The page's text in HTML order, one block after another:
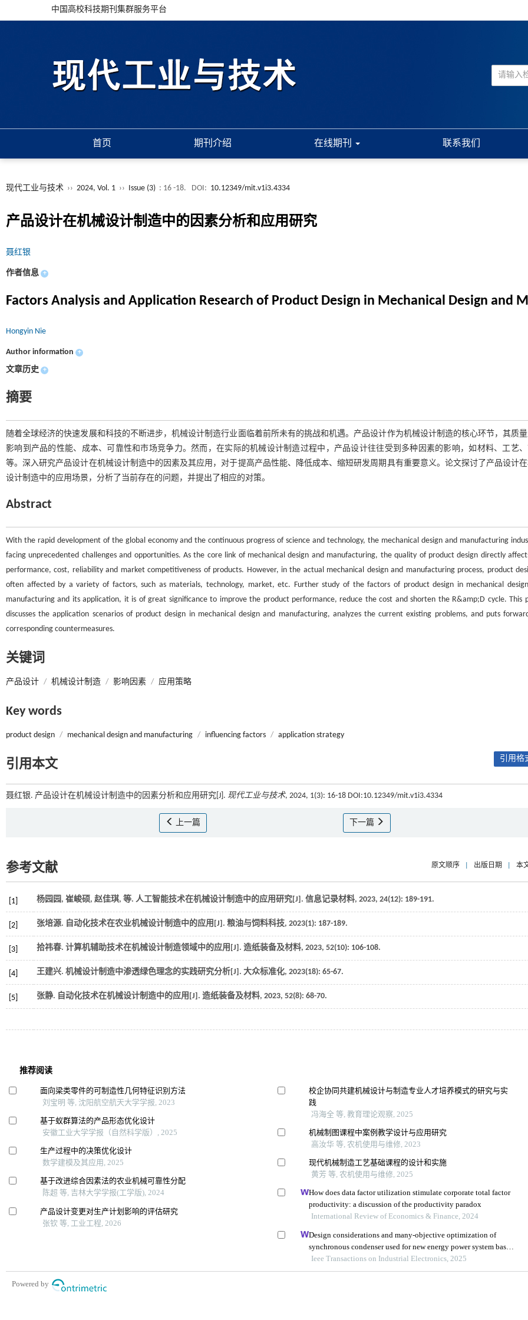
中国高校科技期刊集群服务平台
首页 期刊介绍 在线期刊 联系我们
现代工业与技术 ›› 2024, Vol. 1 ›› Issue (3) : 16 -18. DOI: 10.12349/mit.v1i3.4334
产品设计在机械设计制造中的因素分析和应用研究
聂红银
作者信息 +
Factors Analysis and Application Research of Product Design in Mechanical Design and
Hongyin Nie
Author information +
文章历史 +
摘要
随着全球经济的快速发展和科技的不断进步，机械设计制造行业面临着前所未有的挑战和机遇。产品设计作为机械设计制造的核心环节，其质
影响到产品的性能、成本、可靠性和市场竞争力。然而，在实际的机械设计制造过程中，产品设计往往受到多种因素的影响，如材料、工艺
等。深入研究产品设计在机械设计制造中的因素及其应用，对于提高产品性能、降低成本、缩短研发周期具有重要意义。论文探讨了产品设计
设计制造中的应用场景，分析了当前存在的问题，并提出了相应的对策。
Abstract
With the rapid development of the global economy and the continuous progress of science and technology, the mechanical design and manufacturing
facing unprecedented challenges and opportunities. As the core link of mechanical design and manufacturing, the quality of product design directly
performance, cost, reliability and market competitiveness of products. However, in the actual mechanical design and manufacturing process, product
often affected by a variety of factors, such as materials, technology, market, etc. Further study of the factors of product design in mechanical
manufacturing and its application, it is of great significance to improve the product performance, reduce the cost and shorten the R&amp;D cycle. This
discusses the application scenarios of product design in mechanical design and manufacturing, analyzes the current existing problems, and puts
corresponding countermeasures.
关键词
产品设计 / 机械设计制造 / 影响因素 / 应用策略
Key words
product design / mechanical design and manufacturing / influencing factors / application strategy
引用本文 引用格
聂红银. 产品设计在机械设计制造中的因素分析和应用研究[J]. 现代工业与技术, 2024, 1(3): 16-18 DOI:10.12349/mit.v1i3.4334
上一篇 下一篇
参考文献 原文顺序 出版日期 本
[1] 杨园园, 崔峻硕, 赵佳琪, 等. 人工智能技术在机械设计制造中的应用研究[J]. 信息记录材料, 2023, 24(12): 189-191.
[2] 张培源. 自动化技术在农业机械设计制造中的应用[J]. 粮油与饲料科技, 2023(1): 187-189.
[3] 拾祎春. 计算机辅助技术在机械设计制造领域中的应用[J]. 造纸装备及材料, 2023, 52(10): 106-108.
[4] 王建兴. 机械设计制造中渗透绿色理念的实践研究分析[J]. 大众标准化, 2023(18): 65-67.
[5] 张静. 自动化技术在机械设计制造中的应用[J]. 造纸装备及材料, 2023, 52(8): 68-70.